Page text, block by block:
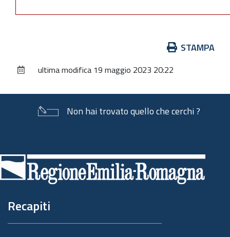
documento
STAMPA
ultima modifica 19 maggio 2023 20:22
Non hai trovato quello che cerchi ?
di
pagina
Recapiti